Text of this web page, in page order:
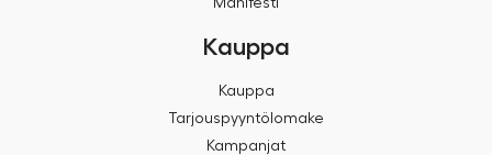
Manifesti
Kauppa
Kauppa
Tarjouspyyntölomake
Kampanjat